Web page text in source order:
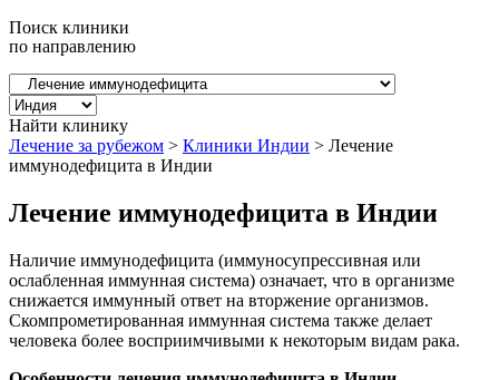
Поиск клиники
по направлению
Найти клинику
Лечение за рубежом > Клиники Индии > Лечение
иммунодефицита в Индии
Лечение иммунодефицита в Индии
Наличие иммунодефицита (иммуносупрессивная или
ослабленная иммунная система) означает, что в организме
снижается иммунный ответ на вторжение организмов.
Скомпрометированная иммунная система также делает
человека более восприимчивыми к некоторым видам рака.